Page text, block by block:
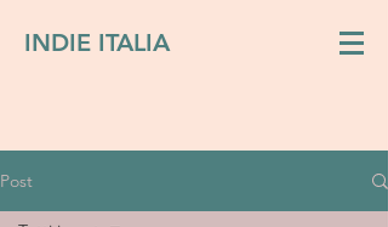
INDIE ITALIA
Post